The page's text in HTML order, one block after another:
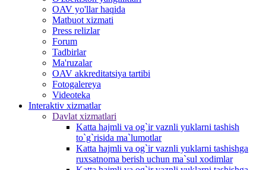
OAV yo'llar haqida
Matbuot xizmati
Press relizlar
Forum
Tadbirlar
Ma'ruzalar
OAV akkreditatsiya tartibi
Fotogalereya
Videoteka
Interaktiv xizmatlar
Davlat xizmatlari
Katta hajmli va og`ir vaznli yuklarni tashish
to`g`risida ma`lumotlar
Katta hajmli va og`ir vaznli yuklarni tashishga
ruxsatnoma berish uchun ma`sul xodimlar